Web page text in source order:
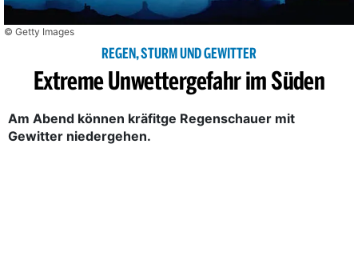
© Getty Images
REGEN, STURM UND GEWITTER
Extreme Unwettergefahr im Süden
Am Abend können kräfitge Regenschauer mit
Gewitter niedergehen.